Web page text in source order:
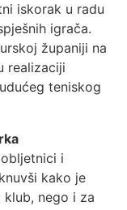
iskorak u radu
igrača.
županiji na
realizaciji
teniskog
i
kako je
nego i za